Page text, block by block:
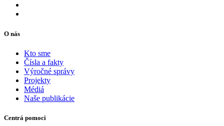
O nás
Kto sme
Čísla a fakty
Výročné správy
Projekty
Médiá
Naše publikácie
Centrá pomoci